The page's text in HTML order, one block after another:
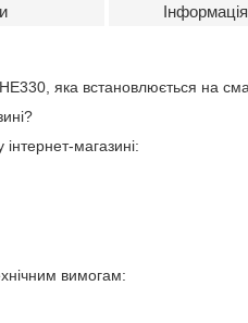
яка встановлюється на
магазині:
вимогам: